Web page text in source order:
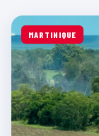
MARTINIQUE